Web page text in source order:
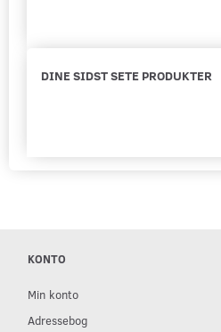
DINE SIDST SETE PRODUKTER
KONTO
Min konto
Adressebog